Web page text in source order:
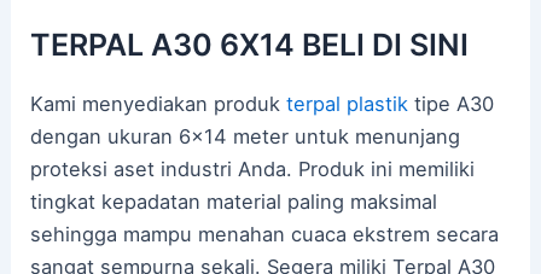
TERPAL A30 6X14 BELI DI SINI
Kami menyediakan produkterpal plastik tipe A30
dengan ukuran 6×14 meter untuk menunjang
proteksi aset industri Anda. Produk ini memiliki
tingkat kepadatan material paling maksimal
sehingga mampu menahan cuaca ekstrem secara
sangat sempurna sekali. Segera miliki Terpal A30